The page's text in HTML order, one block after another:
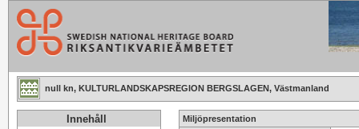
null kn, KULTURLANDSKAPSREGION BERGSLAGEN, Västmanland
Innehåll
Miljöpresentation